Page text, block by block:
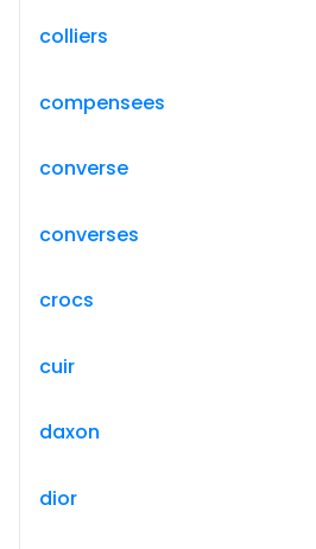
colliers
compensees
converse
converses
crocs
cuir
daxon
dior